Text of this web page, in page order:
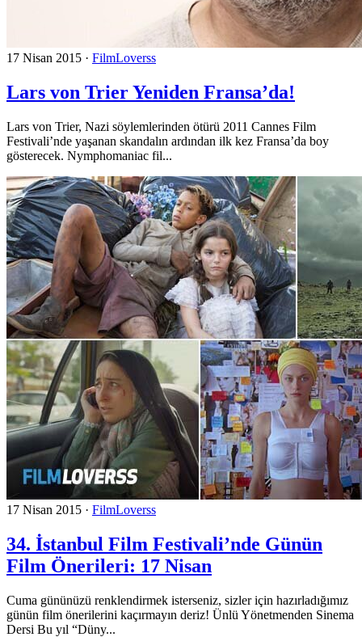
17 Nisan 2015 · FilmLoverss
Lars von Trier Yeniden Fransa’da!
Lars von Trier, Nazi söylemlerinden ötürü 2011 Cannes Film
Festivali’nde yaşanan skandalın ardından ilk kez Fransa’da boy
gösterecek. Nymphomaniac fil...
17 Nisan 2015 · FilmLoverss
34. İstanbul Film Festivali’nde Günün
Film Önerileri: 17 Nisan
Cuma gününüzü renklendirmek isterseniz, sizler için hazırladığımız
günün film önerilerini kaçırmayın deriz! Ünlü Yönetmenden Sinema
Dersi Bu yıl “Düny...